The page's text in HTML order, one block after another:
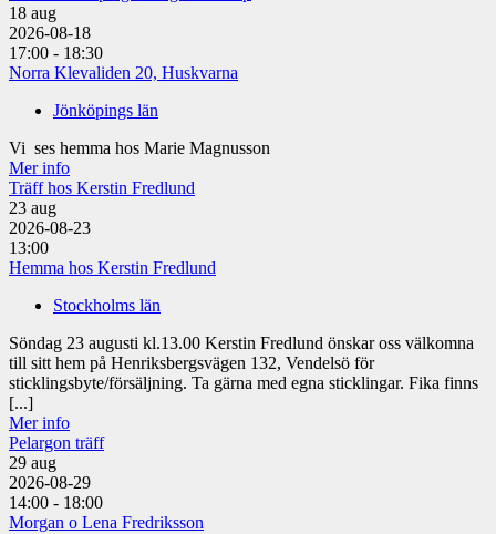
18 aug
2026-08-18
17:00 - 18:30
Norra Klevaliden 20, Huskvarna
Jönköpings län
Vi ses hemma hos Marie Magnusson
Mer info
Träff hos Kerstin Fredlund
23 aug
2026-08-23
13:00
Hemma hos Kerstin Fredlund
Stockholms län
Söndag 23 augusti kl.13.00 Kerstin Fredlund önskar oss välkomna
till sitt hem på Henriksbergsvägen 132, Vendelsö för
sticklingsbyte/försäljning. Ta gärna med egna sticklingar. Fika finns
[...]
Mer info
Pelargon träff
29 aug
2026-08-29
14:00 - 18:00
Morgan o Lena Fredriksson